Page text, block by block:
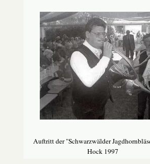
Auftritt der "Schwarzwälder
Hock 1997